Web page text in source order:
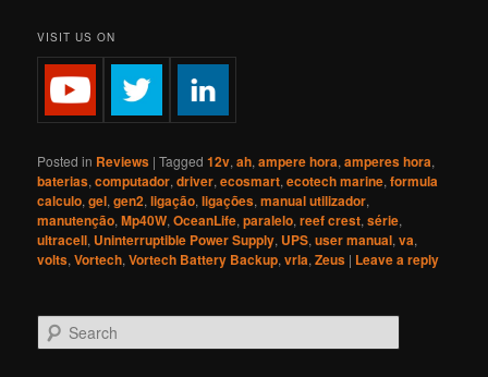
VISIT US ON
Posted in Reviews |Tagged 12v,ah,ampere hora,amperes hora,
baterias,computador,driver,ecosmart,ecotech marine,formula
calculo,gel,gen2,ligação,ligações,manual utilizador,
manutenção,Mp40W,OceanLife,paralelo,reef crest,série,
ultracell, Uninterruptible Power Supply, UPS,user manual,va,
volts,Vortech,Vortech Battery Backup,vrla,Zeus | Leave a reply
e